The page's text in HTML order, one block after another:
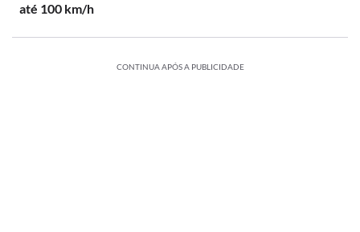
até 100 km/h
CONTINUA APÓS A PUBLICIDADE